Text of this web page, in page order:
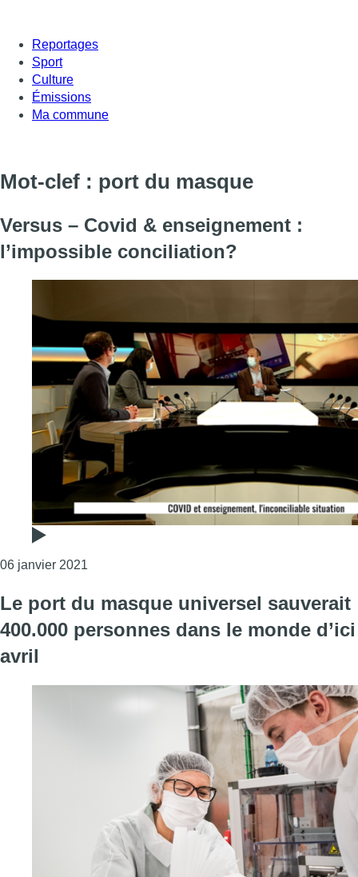
Reportages
Sport
Culture
Émissions
Ma commune
Mot-clef : port du masque
Versus – Covid & enseignement :
l’impossible conciliation?
06 janvier 2021
Le port du masque universel sauverait
400.000 personnes dans le monde d’ici
avril